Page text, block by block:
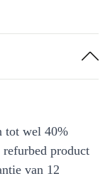
tot wel 40%
refurbed product
van 12